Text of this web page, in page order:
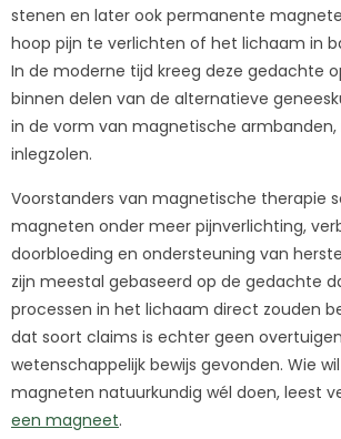
stenen en later ook permanente
hoop pijn te verlichten of het lichaam in
In de moderne tijd kreeg deze gedachte
binnen delen van de alternatieve
in de vorm van magnetische
inlegzolen.
Voorstanders van magnetische therapie
magneten onder meer pijnverlichting,
doorbloeding en ondersteuning van
zijn meestal gebaseerd op de gedachte
processen in het lichaam direct zouden
dat soort claims is echter geen
wetenschappelijk bewijs gevonden. Wie
magneten natuurkundig wél doen, leest
een magneet.